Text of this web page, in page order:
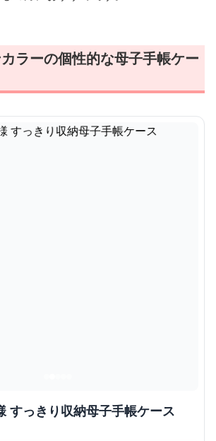
ラーの個性的な母子手帳ケー
すっきり収納母子手帳ケース